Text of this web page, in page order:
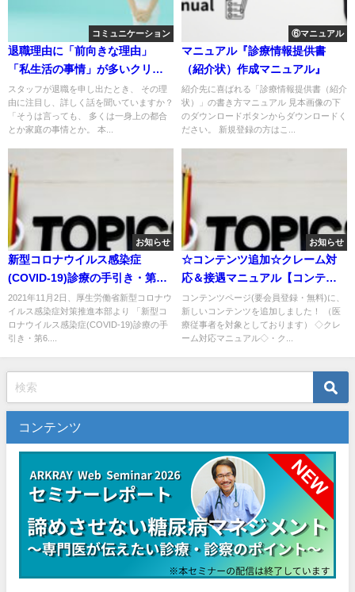
コミュニケーション
退職理由に「前向きな理由」
「私生活の事情」が多いクリニ
ックは要注意！
スタッフが退職を申し出たとき、 その理
由に注目し、詳しく話を聞いていますか？
「そうは言っても、 多くは一身上の都合
とか家庭の事情とか。 本...
⑥マニュアル
マニュアル『診療情報提供書
（紹介状）作成マニュアル』
紹介先に喜ばれる「診療情報提供書（紹介
状）」の書き方マニュアル 見本画像の下
のダウンロードボタンからダウンロードく
ださい。 新規登録の方はこ...
お知らせ
新型コロナウイルス感染症
(COVID-19)診療の手引き・第
10.1版(最終)＋別冊第2.0版
2021年11月2日、厚生労働省新型コロナウ
イルス感染症対策推進本部より 「新型コ
ロナウイルス感染症(COVID-19)診療の手
引き・第6....
お知らせ
☆コンテンツ追加☆クレーム対
応＆接遇マニュアル【コンテン
ツ集ページ】
コンテンツページ(要会員登録・無料)に、
新しいコンテンツを追加しました！ （医
療従事者を対象としております） ◇クレ
ーム対応マニュアル◇・ク...
コンテンツ